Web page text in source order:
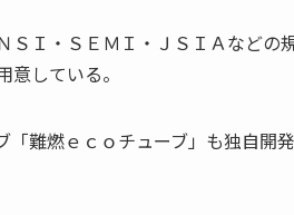
ＳＩ・ＳＥＭＩ・ＪＳＩＡなどの
している。
「難燃ｅｃｏチューブ」も独自開